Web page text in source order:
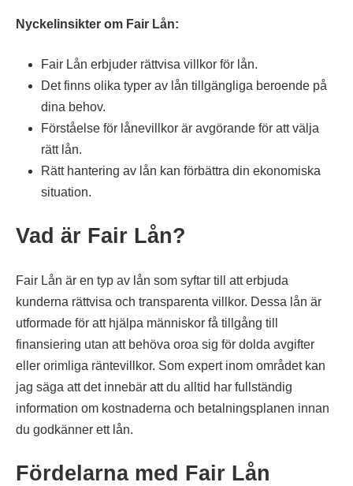
Nyckelinsikter om Fair Lån:
Fair Lån erbjuder rättvisa villkor för lån.
Det finns olika typer av lån tillgängliga beroende på
dina behov.
Förståelse för lånevillkor är avgörande för att välja
rätt lån.
Rätt hantering av lån kan förbättra din ekonomiska
situation.
Vad är Fair Lån?
Fair Lån är en typ av lån som syftar till att erbjuda
kunderna rättvisa och transparenta villkor. Dessa lån är
utformade för att hjälpa människor få tillgång till
finansiering utan att behöva oroa sig för dolda avgifter
eller orimliga räntevillkor. Som expert inom området kan
jag säga att det innebär att du alltid har fullständig
information om kostnaderna och betalningsplanen innan
du godkänner ett lån.
Fördelarna med Fair Lån